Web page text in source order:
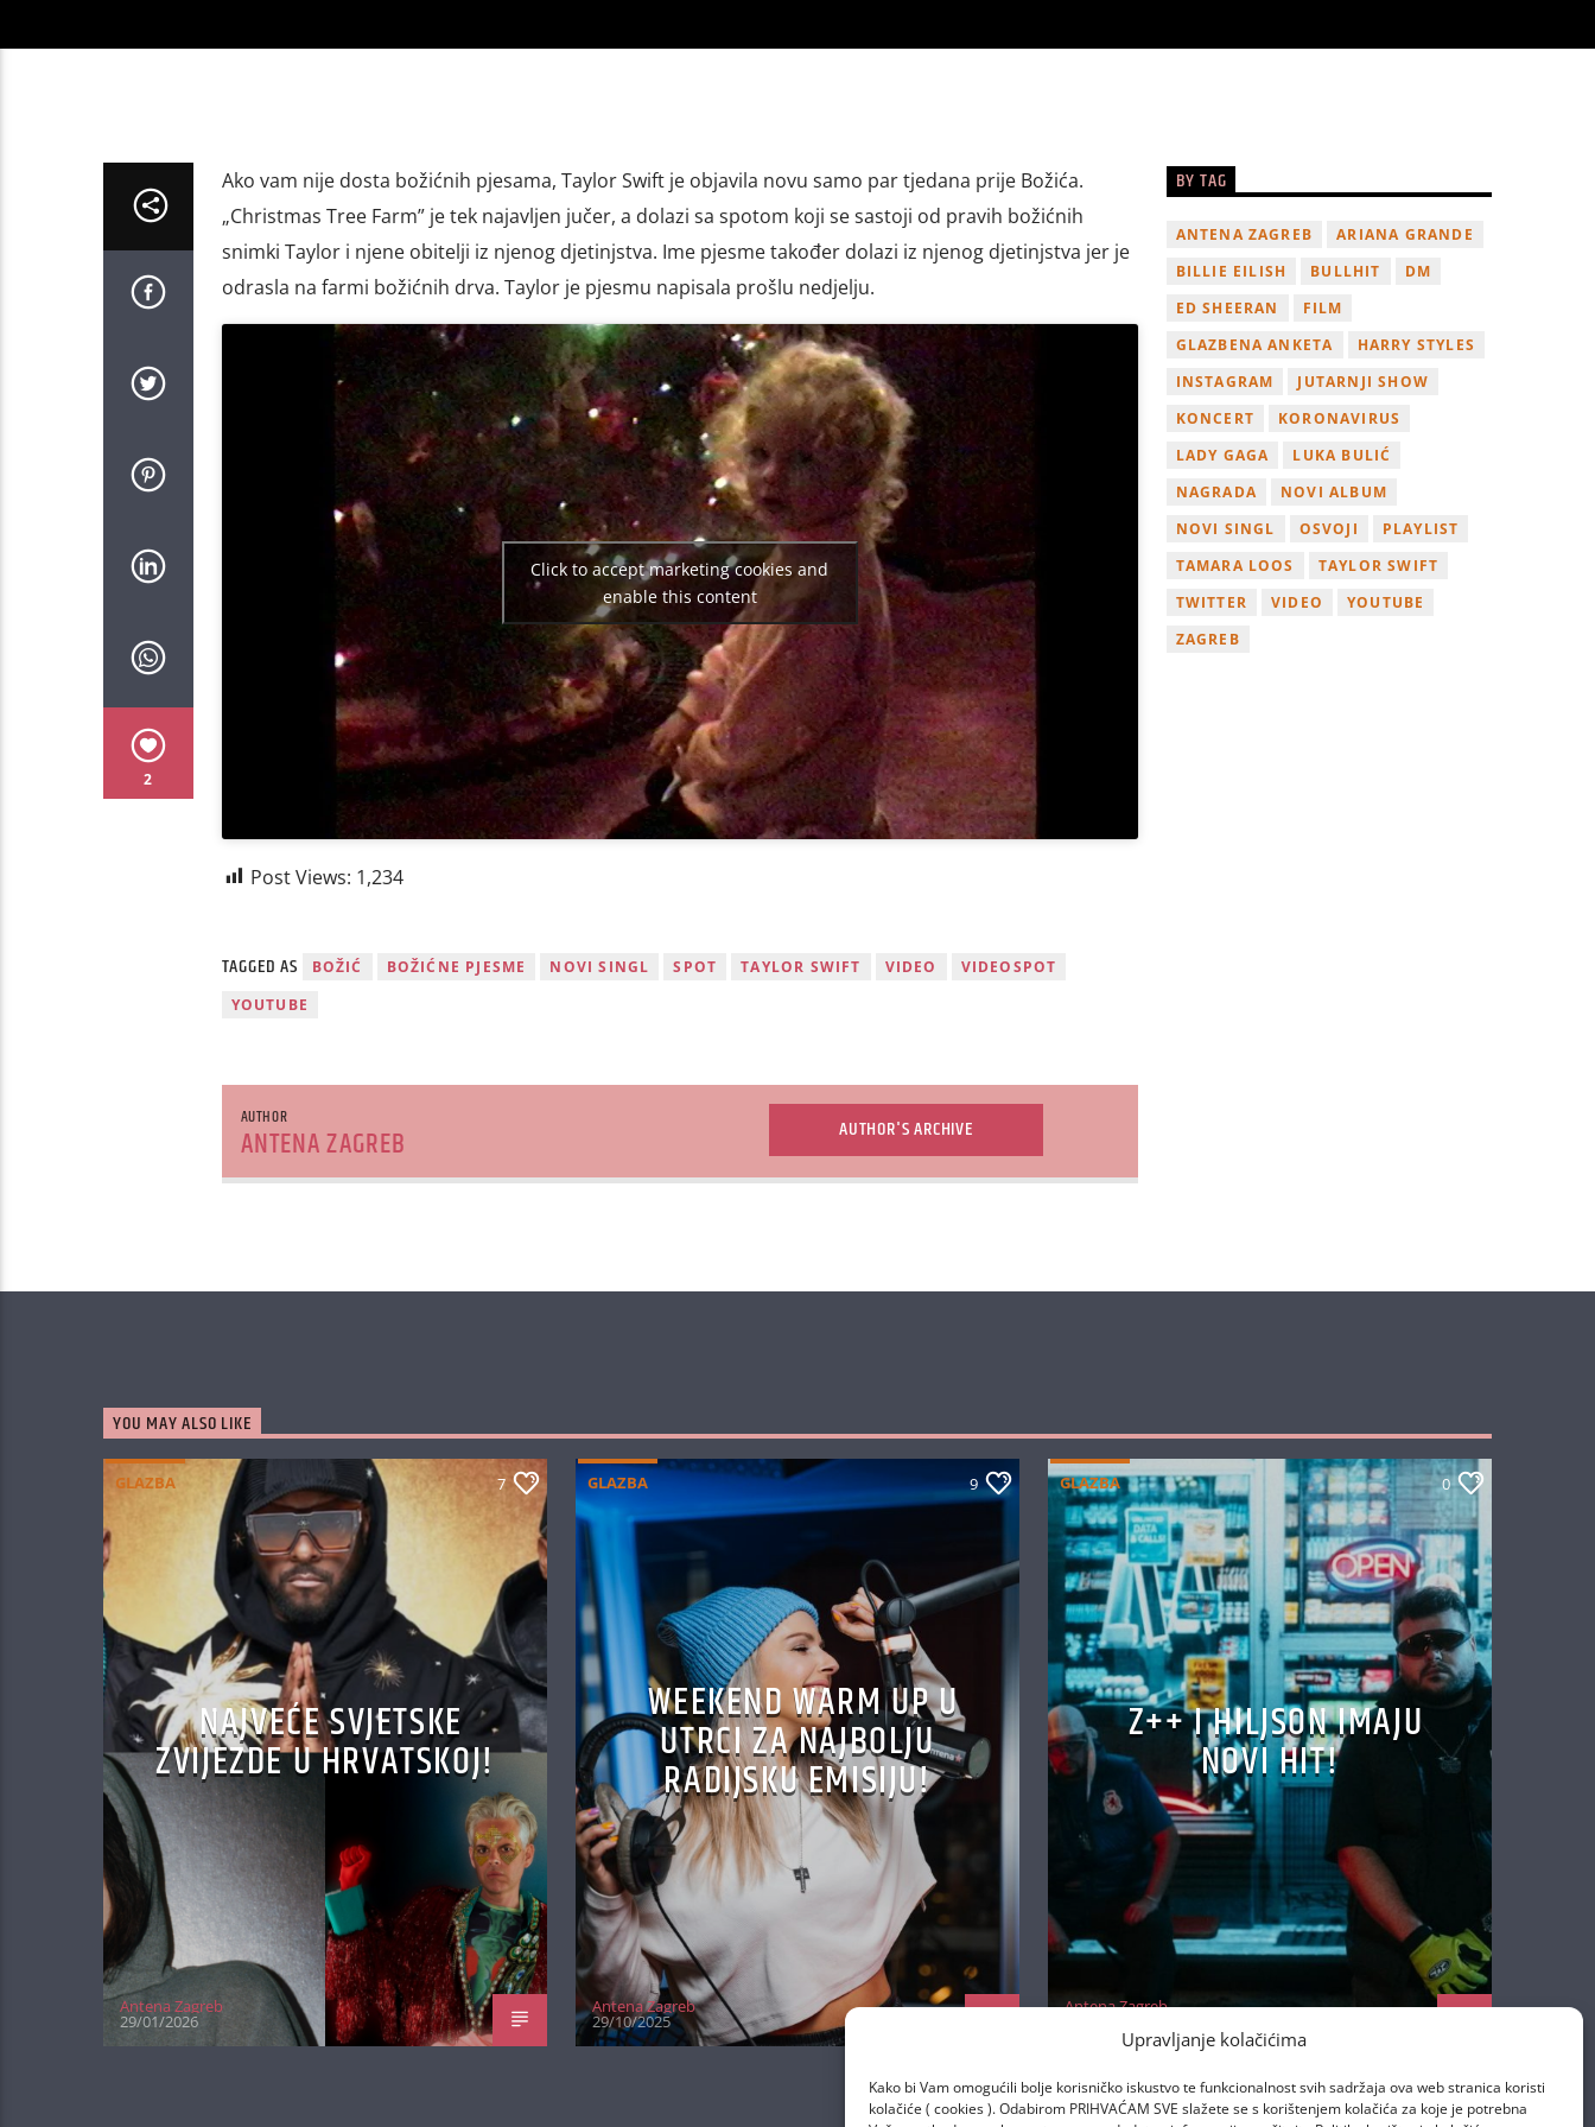
Upravljanje kolačićima
Kako bi Vam omogućili bolje korisničko iskustvo te funkcionalnost svih sadržaja ova web stranica koristi
kolačiće ( cookies ). Odabirom PRIHVAĆAM SVE slažete se s korištenjem kolačića za koje je potrebna
2
Ako vam nije dosta božićnih pjesama, Taylor Swift je objavila novu samo par tjedana prije Božića.
„Christmas Tree Farm” je tek najavljen jučer, a dolazi sa spotom koji se sastoji od pravih božićnih
snimki Taylor i njene obitelji iz njenog djetinjstva. Ime pjesme također dolazi iz njenog djetinjstva jer je
odrasla na farmi božićnih drva. Taylor je pjesmu napisala prošlu nedjelju.
Click to accept marketing cookies and
enable this content
Post Views: 1,234
TAGGED AS BOŽIĆ BOŽIĆNE PJESME NOVI SINGL SPOT TAYLOR SWIFT VIDEO
VIDEOSPOT
YOUTUBE
AUTHOR
ANTENA ZAGREB AUTHOR'S ARCHIVE
BY TAG
ANTENA ZAGREB
ARIANA GRANDE
BILLIE EILISH
BULLHIT
DM
ED SHEERAN
FILM
GLAZBENA ANKETA
HARRY STYLES
INSTAGRAM
JUTARNJI SHOW
KONCERT
KORONAVIRUS
LADY GAGA
LUKA BULIĆ
NAGRADA
NOVI ALBUM
NOVI SINGL
OSVOJI
PLAYLIST
TAMARA LOOS
TAYLOR SWIFT
TWITTER
VIDEO
YOUTUBE
ZAGREB
YOU MAY ALSO LIKE
GLAZBA 7
NAJVEĆE SVJETSKE
ZVIJEZDE U HRVATSKOJ!
Antena Zagreb
29/01/2026
GLAZBA 9
WEEKEND WARM UP U
UTRCI ZA NAJBOLJU
RADIJSKU EMISIJU!
Antena Zagreb
29/10/2025
GLAZBA 0
Z++ I HILJSON IMAJU
NOVI HIT!
Antena Zagreb